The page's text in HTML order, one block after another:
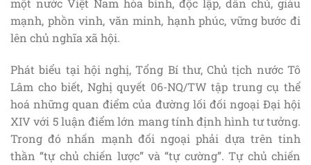
một nước Việt Nam hòa bình, độc lập, dân chủ, giàu
mạnh, phồn vinh, văn minh, hạnh phúc, vững bước đi
lên chủ nghĩa xã hội.
Phát biểu tại hội nghị, Tổng Bí thư, Chủ tịch nước Tô
Lâm cho biết, Nghị quyết 06-NQ/TW tập trung cụ thể
hoá những quan điểm của đường lối đối ngoại Đại hội
XIV với 5 luận điểm lớn mang tính định hình tư tưởng.
Trong đó nhấn mạnh đối ngoại phải dựa trên tinh
thần “tự chủ chiến lược” và “tự cường”. Tự chủ chiến